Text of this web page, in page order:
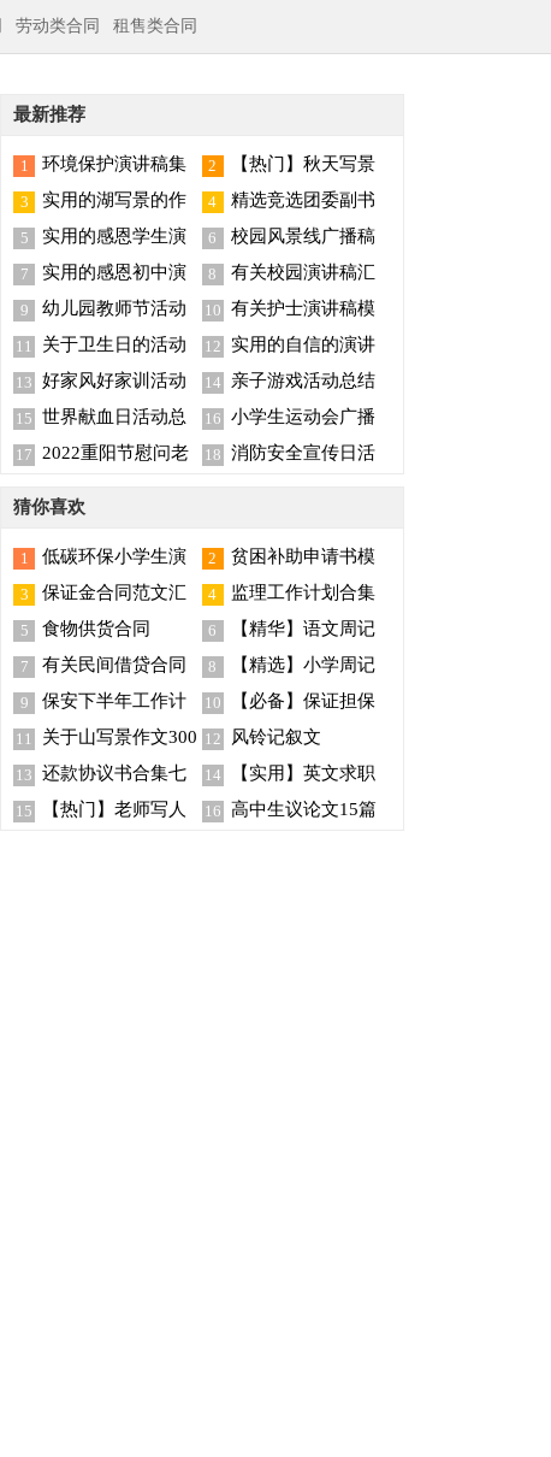
劳动类合同 租售类合同
最新推荐
1
环境保护演讲稿集
锦五篇
2
【热门】秋天写景
作文四篇
3
实用的湖写景的作
文10篇
4
精选竞选团委副书
记演讲稿三篇
5
实用的感恩学生演
讲稿模板6篇
6 校园风景线广播稿
7
实用的感恩初中演
讲稿三篇
8
有关校园演讲稿汇
编七篇
9
幼儿园教师节活动
总结
10 有关护士演讲稿模
板集合6篇
11
关于卫生日的活动
总结
12 实用的自信的演讲
稿模板汇编五篇
13 好家风好家训活动
总结
14 亲子游戏活动总结
15 世界献血日活动总
结15篇
16 小学生运动会广播
稿
17
2022重阳节慰问老
篇）
18 消防安全宣传日活
猜你喜欢
1
低碳环保小学生演
讲稿
2
贫困补助申请书模
板合集5篇
3
保证金合同范文汇
编五篇
4
监理工作计划合集
九篇
5 食物供货合同 6
【精华】语文周记
范文合集9篇
7
有关民间借贷合同
范文七篇
8
【精选】小学周记
模板锦集6篇
9
保安下半年工作计
划(13篇)
10
【必备】保证担保
合同三篇
11
关于山写景作文300
字10篇
12 风铃记叙文
13 还款协议书合集七
篇
14
【实用】英文求职
信模板合集八篇
15
【热门】老师写人
16 高中生议论文15篇